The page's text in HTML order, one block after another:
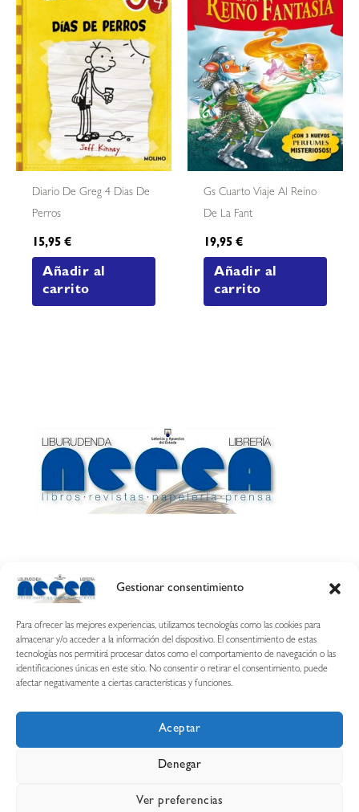
Gestionar consentimiento
Para ofrecer las mejores experiencias, utilizamos tecnologías como las cookies para
almacenar y/o acceder a la información del dispositivo. El consentimiento de estas
tecnologías nos permitirá procesar datos como el comportamiento de navegación o las
identificaciones únicas en este sitio. No consentir o retirar el consentimiento, puede
afectar negativamente a ciertas características y funciones.
Aceptar
Denegar
Ver preferencias
Diario De Greg 4 Dias De
Perros
15,95€
Añadir al
carrito
Gs Cuarto Viaje Al Reino
De La Fant
19,95€
Añadir al
carrito
Calle Esquíroz, 27
687 54 31 70
nerearetamonge@gmail.com
Aviso legal
Condiciones de uso y compra